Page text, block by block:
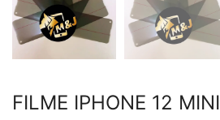
FILME IPHONE 12 MINI